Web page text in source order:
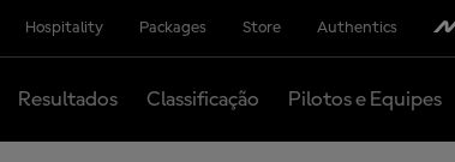
Hospitality Packages Store Authentics
Resultados Classificação Pilotos e Equipes